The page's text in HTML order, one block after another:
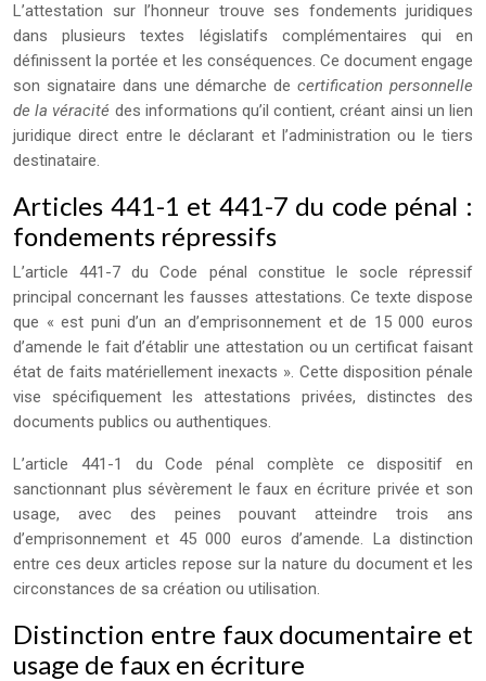
L’attestation sur l’honneur trouve ses fondements juridiques
dans plusieurs textes législatifs complémentaires qui en
définissent la portée et les conséquences. Ce document engage
son signataire dans une démarche decertification personnelle
de la véracité des informations qu’il contient, créant ainsi un lien
juridique direct entre le déclarant et l’administration ou le tiers
destinataire.
Articles 441-1 et 441-7 du code pénal :
fondements répressifs
L’article 441-7 du Code pénal constitue le socle répressif
principal concernant les fausses attestations. Ce texte dispose
que « est puni d’un an d’emprisonnement et de 15 000 euros
d’amende le fait d’établir une attestation ou un certificat faisant
état de faits matériellement inexacts ». Cette disposition pénale
vise spécifiquement les attestations privées, distinctes des
documents publics ou authentiques.
L’article 441-1 du Code pénal complète ce dispositif en
sanctionnant plus sévèrement le faux en écriture privée et son
usage, avec des peines pouvant atteindre trois ans
d’emprisonnement et 45 000 euros d’amende. La distinction
entre ces deux articles repose sur la nature du document et les
circonstances de sa création ou utilisation.
Distinction entre faux documentaire et
usage de faux en écriture